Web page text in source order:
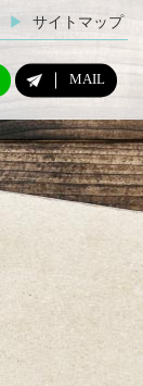
▶︎ サイトマップ
MAIL